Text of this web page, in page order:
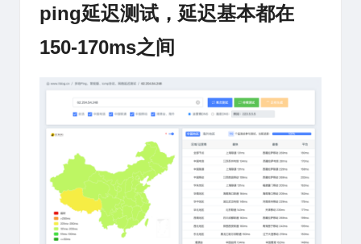
ping延迟测试，延迟基本都在
150-170ms之间